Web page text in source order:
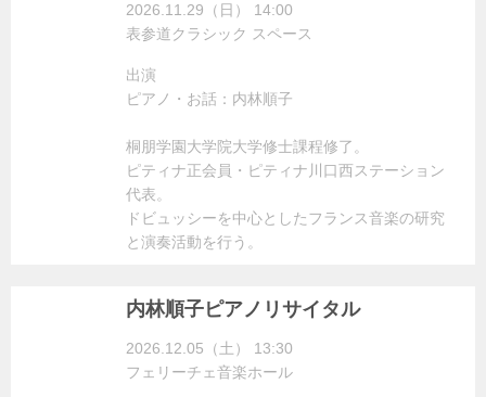
2026.11.29（日） 14:00
表参道クラシック スペース
出演
ピアノ・お話：内林順子
桐朋学園大学院大学修士課程修了。
ピティナ正会員・ピティナ川口西ステーション
代表。
ドビュッシーを中心としたフランス音楽の研究
と演奏活動を行う。
内林順子ピアノリサイタル
2026.12.05（土） 13:30
フェリーチェ音楽ホール